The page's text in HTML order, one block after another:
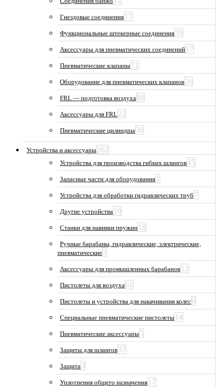
Гнездовые соединения 17
Функциональные штекерные соединения38
Аксессуары для пневматических соединений 17
Пневматические клапаны71
Оборудование для пневматических клапанов26
FRL — подготовка воздуха88
Аксессуары для FRL22
Пневматические цилиндры38
Устройства и аксессуары262
Устройства для производства гибких шлангов45
Запасные части для оборудования 1
Устройства для обработки гидравлических труб 7
Другие устройства 10
Станки для навивки пружин 18
Ручные барабаны, гидравлические, электрические,
пневматические2
Аксессуары для промышленных барабанов 12
Пистолеты для воздуха61
Пистолеты и устройства для накачивания колес6
Специальные пневматические пистолеты 14
Пневматические аксессуары5
Защиты для шлангов37
Защита3
Уплотнения общего назначения 17